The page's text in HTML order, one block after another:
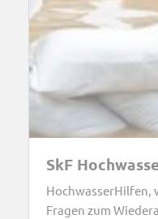
SkF
Fragen zum